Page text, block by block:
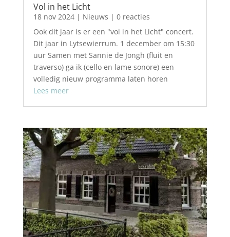
Vol in het Licht
18 nov 2024| Nieuws | 0 reacties
Ook dit jaar is er een "vol in het Licht" concert.
Dit jaar in Lytsewierrum. 1 december om 15:30
uur Samen met Sannie de Jongh (fluit en
traverso) ga ik (cello en lame sonore) een
volledig nieuw programma laten horen
Lees meer